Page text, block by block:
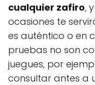
cualquier zafiro,
ocasiones te
es auténtico o en
pruebas no son
juegues, por
consultar antes a